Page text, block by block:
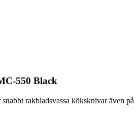
550 Black
rakbladsvassa köksknivar även på